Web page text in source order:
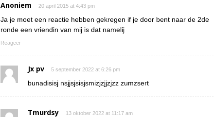
Anoniem 20 april 2015 at 4:43 pm
Ja je moet een reactie hebben gekregen if je door bent naar de 2de
ronde een vriendin van mij is dat namelij
Reageer
Jx pv 5 september 2022 at 6:26 pm
bunadisisj nsjjsjsisjsmizjzjjzjzz zumzsert
Tmurdsy 13 oktober 2022 at 11:17 am